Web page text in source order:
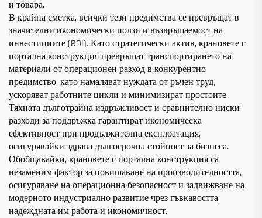
и товара.
В крайна сметка, всички тези предимства се превръщат в
значителни икономически ползи и възвръщаемост на
инвестициите (ROI). Като стратегически актив, крановете с
портална конструкция превръщат транспортирането на
материали от операционен разход в конкурентно
предимство, като намаляват нуждата от ръчен труд,
ускоряват работните цикли и минимизират простоите.
Тяхната дълготрайна издръжливост и сравнително ниски
разходи за поддръжка гарантират икономическа
ефективност при продължителна експлоатация,
осигурявайки здрава дългосрочна стойност за бизнеса.
Обобщавайки, крановете с портална конструкция са
незаменим фактор за повишаване на производителността,
осигуряване на операционна безопасност и задвижване на
модерното индустриално развитие чрез гъвкавостта,
надеждната им работа и икономичност.